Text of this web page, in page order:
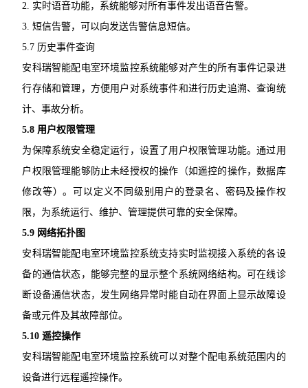
2. 实时语音功能，系统能够对所有事件发出语音告警。
3. 短信告警，可以向发送告警信息短信。
5.7 历史事件查询
安科瑞智能配电室环境监控系统能够对产生的所有事件记录进
行存储和管理，方便用户对系统事件和进行历史追溯、查询统
计、事故分析。
5.8 用户权限管理
为保障系统安全稳定运行，设置了用户权限管理功能。通过用
户权限管理能够防止未经授权的操作（如遥控的操作，数据库
修改等）。可以定义不同级别用户的登录名、密码及操作权
限，为系统运行、维护、管理提供可靠的安全保障。
5.9 网络拓扑图
安科瑞智能配电室环境监控系统支持实时监视接入系统的各设
备的通信状态，能够完整的显示整个系统网络结构。可在线诊
断设备通信状态，发生网络异常时能自动在界面上显示故障设
备或元件及其故障部位。
5.10 遥控操作
安科瑞智能配电室环境监控系统可以对整个配电系统范围内的
设备进行远程遥控操作。